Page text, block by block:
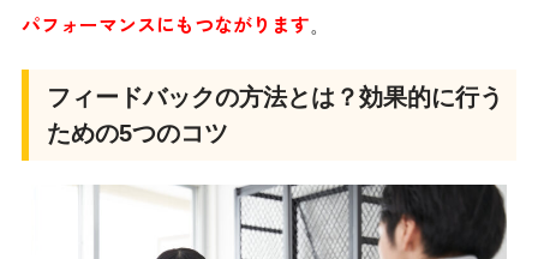
パフォーマンスにもつながります。
フィードバックの方法とは？効果的に行う
ための5つのコツ